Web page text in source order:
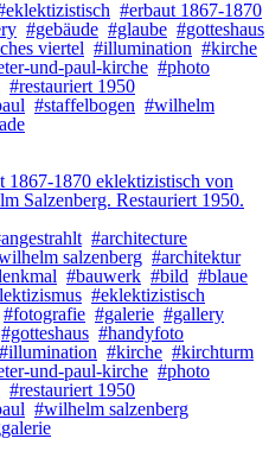
#erbaut 1867-1870
#gebäude #glaube #gotteshaus
viertel #illumination #kirche
und-paul-kirche #photo
#restauriert 1950
#staffelbogen #wilhelm
1867-1870 eklektizistisch von
Salzenberg. Restauriert 1950.
#architecture
salzenberg #architektur
#bauwerk #bild #blaue
#eklektizistisch
#fotografie #galerie #gallery
#gotteshaus #handyfoto
#illumination #kirche #kirchturm
und-paul-kirche #photo
#restauriert 1950
#wilhelm salzenberg